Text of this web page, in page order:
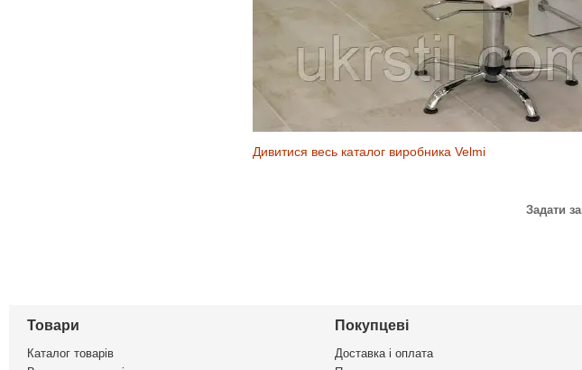
Дивитися весь каталог виробника Velmi
Задати
Товари
Каталог товарів
Покупцеві
Доставка і оплата